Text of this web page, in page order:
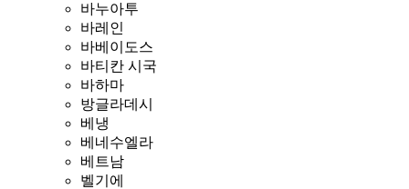
바누아투
바레인
바베이도스
바티칸 시국
바하마
방글라데시
베냉
베네수엘라
베트남
벨기에